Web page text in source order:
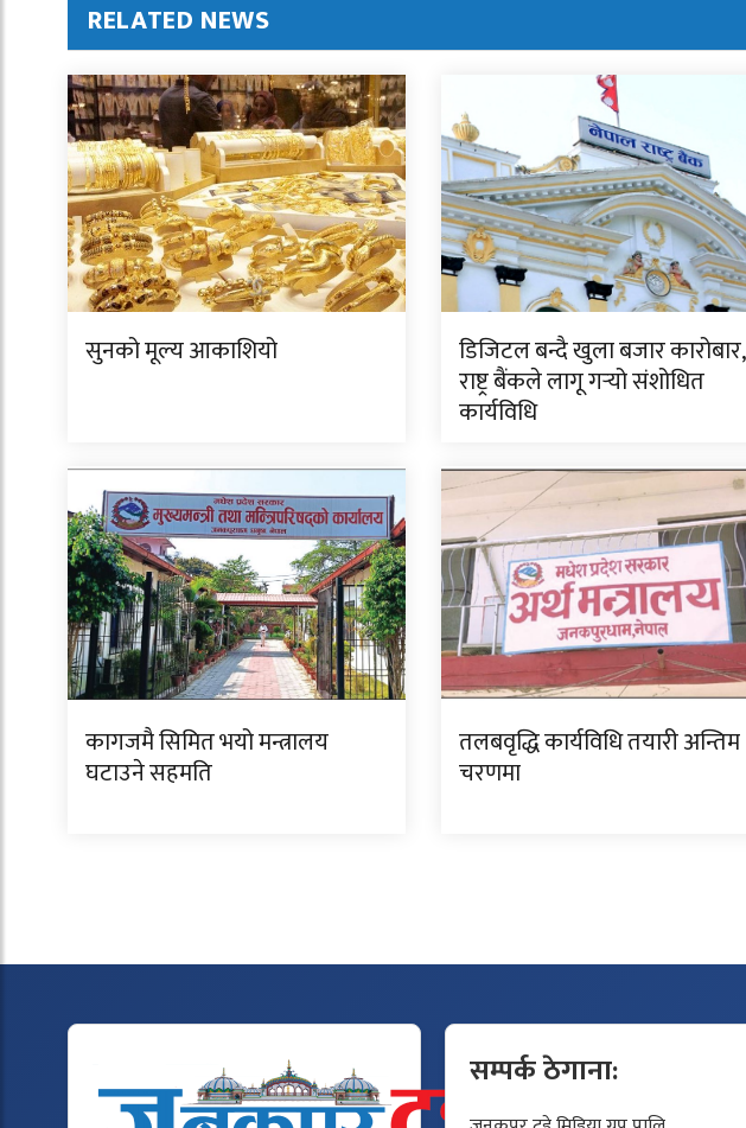
RELATED NEWS
सुनको मूल्य आकाशियो डिजिटल बन्दै खुला बजार कारोबार,
राष्ट्र बैंकले लागू गर्‍यो संशोधित
कार्यविधि
कागजमै सिमित भयो मन्त्रालय
घटाउने सहमति
तलबवृद्धि कार्यविधि तयारी अन्तिम
चरणमा
सम्पर्क ठेगाना: